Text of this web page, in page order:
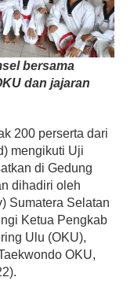
bersama
dan jajaran
200 perserta dari
mengikuti Uji
di Gedung
dihadiri oleh
Sumatera Selatan
Ketua Pengkab
Ulu (OKU),
OKU,